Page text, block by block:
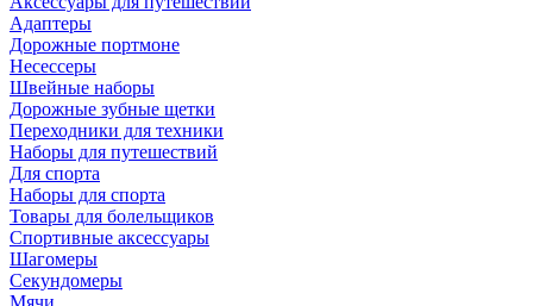
Адаптеры
Дорожные портмоне
Несессеры
Швейные наборы
Дорожные зубные щетки
Переходники для техники
Наборы для путешествий
Для спорта
Наборы для спорта
Товары для болельщиков
Спортивные аксессуары
Шагомеры
Секундомеры
Мячи